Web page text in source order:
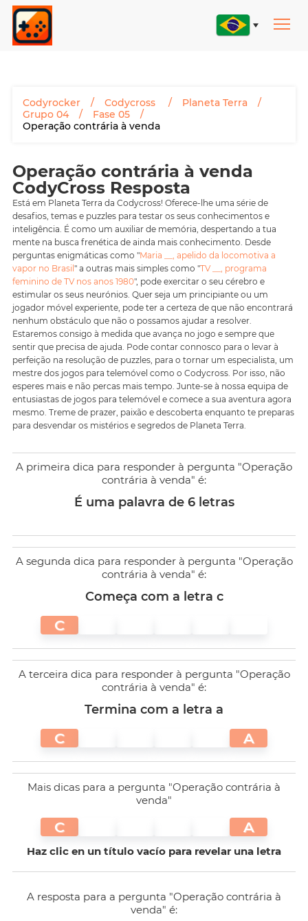
Codyrocker Codycross
Planeta Terra
Grupo 04
Fase 05
Operação contrária à venda
Operação contrária à venda
CodyCross Resposta
Está em Planeta Terra da Codycross! Oferece-lhe uma série de
desafios, temas e puzzles para testar os seus conhecimentos e
inteligência. É como um auxiliar de memória, despertando a tua
mente na busca frenética de ainda mais conhecimento. Desde
perguntas enigmáticas como "Maria __, apelido da locomotiva a
vapor no Brasil " a outras mais simples como "TV __, programa
feminino de TV nos anos 1980", pode exercitar o seu cérebro e
estimular os seus neurónios. Quer seja um principiante ou um
jogador móvel experiente, pode ter a certeza de que não encontrará
nenhum obstáculo que não o possamos ajudar a resolver.
Estaremos consigo à medida que avança no jogo e sempre que
sentir que precisa de ajuda. Pode contar connosco para o levar à
perfeição na resolução de puzzles, para o tornar um especialista, um
mestre dos jogos para telemóvel como o Codycross. Por isso, não
esperes mais e não percas mais tempo. Junte-se à nossa equipa de
entusiastas de jogos para telemóvel e comece a sua aventura agora
mesmo. Treme de prazer, paixão e descoberta enquanto te preparas
para desvendar os mistérios e segredos de Planeta Terra.
A primeira dica para responder à pergunta "Operação
contrária à venda" é:
É uma palavra de 6 letras
A segunda dica para responder à pergunta "Operação
contrária à venda" é:
Começa com a letra c
C
A terceira dica para responder à pergunta "Operação
contrária à venda" é:
Termina com a letra a
C A
Mais dicas para a pergunta "Operação contrária à
venda"
C A
Haz clic en un título vacío para revelar una letra
A resposta para a pergunta "Operação contrária à
venda" é: